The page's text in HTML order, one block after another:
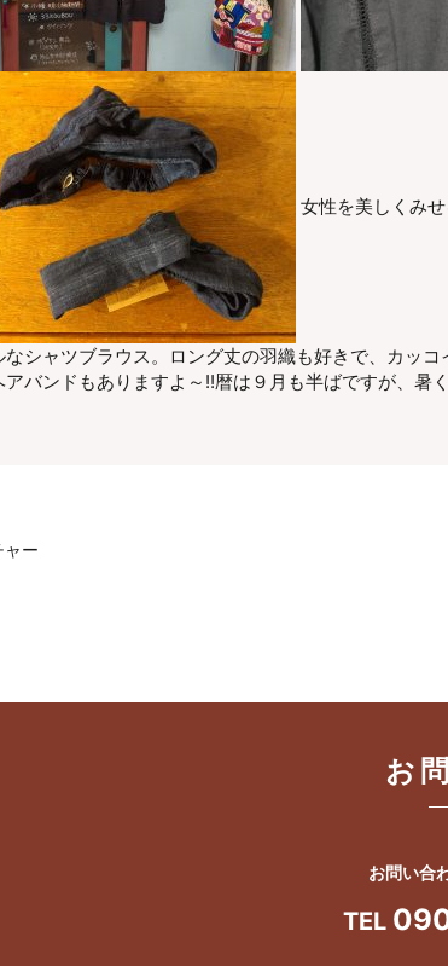
女性を美しくみ
なシャツブラウス。ロング丈の羽織も好きで、カッ
アバンドもありますよ～!!暦は９月も半ばですが、
ャー
お
お問い合
TEL